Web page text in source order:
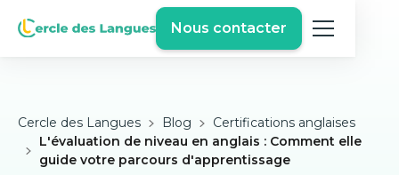
Nous contacter
Cercle des Langues Blog
Certifications anglaises
L'évaluation de niveau en anglais : Comment elle
guide votre parcours d'apprentissage